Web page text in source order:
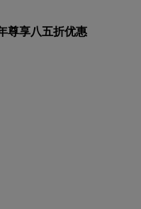
尊享八五折优惠